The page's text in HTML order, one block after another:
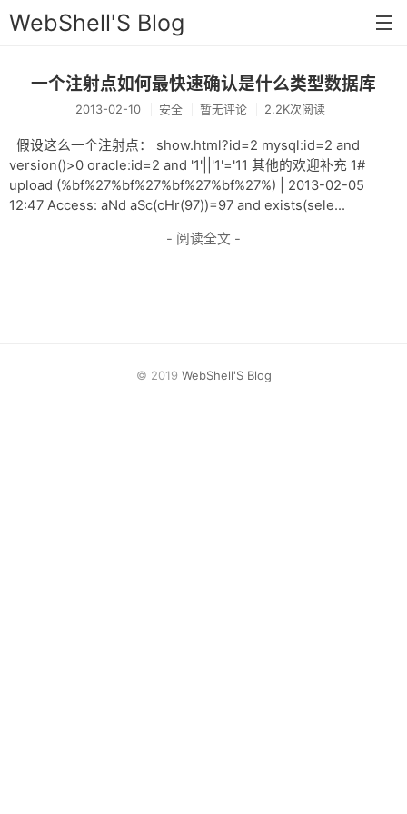
WebShell'S Blog
首页
安全
新闻
技术
留言
一个注射点如何最快速确认是什么类型数据库
2013-02-10 安全 暂无评论 2.2K次阅读
假设这么一个注射点： show.html?id=2 mysql:id=2 and
version()>0 oracle:id=2 and '1'||'1'='11 其他的欢迎补充 1#
upload (%bf%27%bf%27%bf%27%bf%27%) | 2013-02-05
12:47 Access: aNd aSc(cHr(97))=97 and exists(sele...
- 阅读全文 -
© 2019 WebShell'S Blog